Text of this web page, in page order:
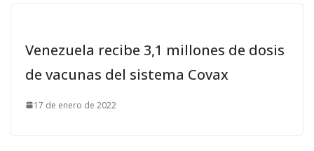
Venezuela recibe 3,1 millones de dosis
de vacunas del sistema Covax
17 de enero de 2022